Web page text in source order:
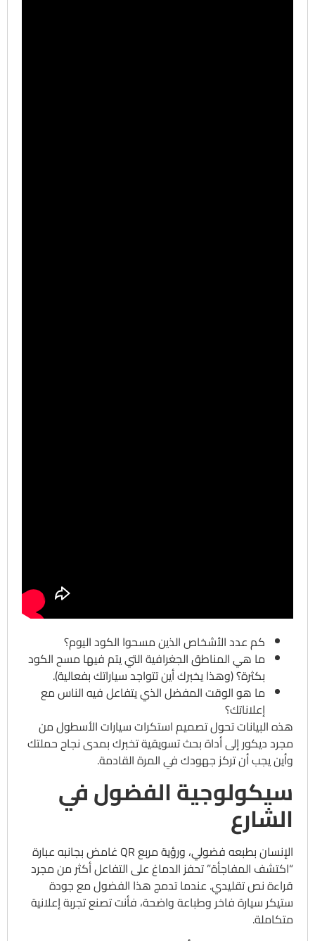
كم عدد الأشخاص الذين مسحوا الكود اليوم؟
ما هي المناطق الجغرافية التي يتم فيها مسح الكود
بكثرة؟ (وهذا يخبرك أين تتواجد سياراتك بفعالية).
ما هو الوقت المفضل الذي يتفاعل فيه الناس مع
إعلاناتك؟
هذه البيانات تحول تصميم استكرات سيارات الأسطول من
مجرد ديكور إلى أداة بحث تسويقية تخبرك بمدى نجاح حملتك
وأين يجب أن تركز جهودك في المرة القادمة.
سيكولوجية الفضول في
الشارع
الإنسان بطبعه فضولي، ورؤية مربع QR غامض بجانبه عبارة
“اكتشف المفاجأة” تحفز الدماغ على التفاعل أكثر من مجرد
قراءة نص تقليدي. عندما تدمج هذا الفضول مع جودة
ستيكر سيارة فاخر وطباعة واضحة، فأنت تصنع تجربة إعلانية
متكاملة.